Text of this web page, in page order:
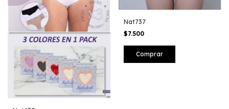
Nat737
$7.500
Comprar